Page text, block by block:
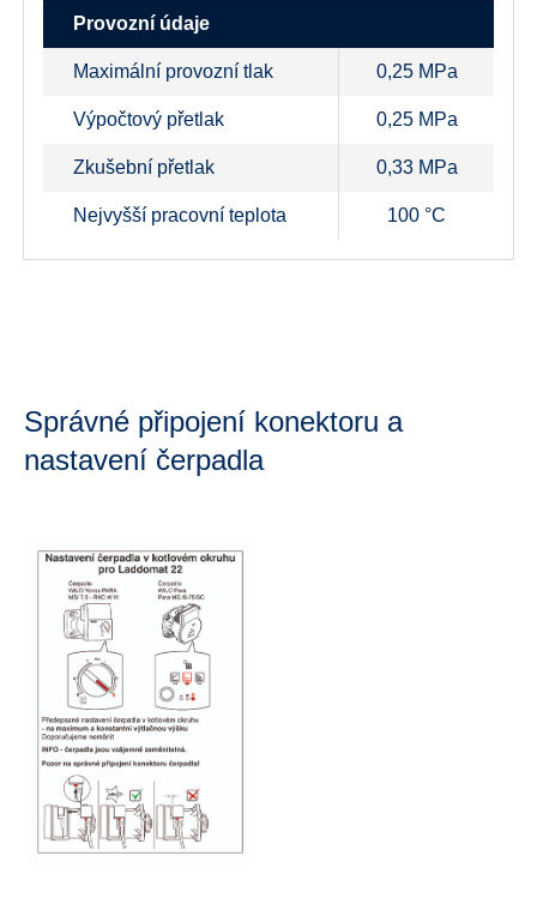
Provozní údaje
Maximální provozní tlak 0,25 MPa
Výpočtový přetlak 0,25 MPa
Zkušební přetlak 0,33 MPa
Nejvyšší pracovní teplota 100 °C
Správné připojení konektoru a
nastavení čerpadla